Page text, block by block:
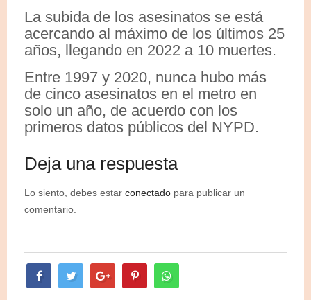
La subida de los asesinatos se está
acercando al máximo de los últimos 25
años, llegando en 2022 a 10 muertes.
Entre 1997 y 2020, nunca hubo más
de cinco asesinatos en el metro en
solo un año, de acuerdo con los
primeros datos públicos del NYPD.
Deja una respuesta
Lo siento, debes estar conectado para publicar un
comentario.